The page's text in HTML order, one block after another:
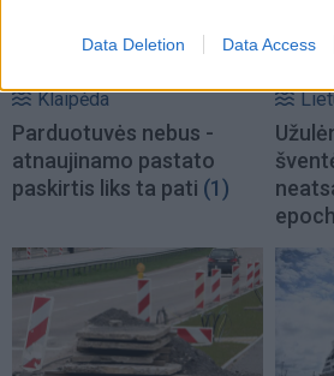
Data Deletion Data Access
Klaipėda
Parduotuvės nebus -
atnaujinamo pastato
paskirtis liks ta pati (1)